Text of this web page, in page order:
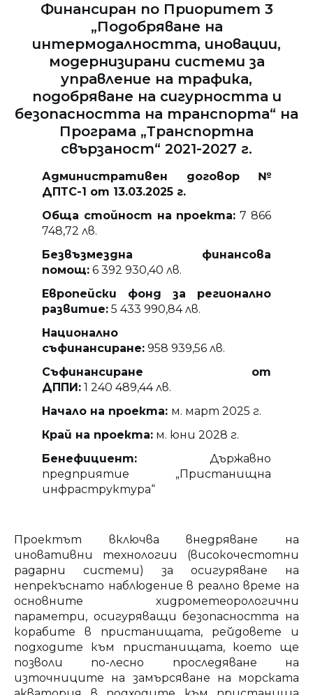
Финансиран по Приоритет 3
„Подобряване на
интермодалността, иновации,
модернизирани системи за
управление на трафика,
подобряване на сигурността и
безопасността на транспорта“ на
Програма „Транспортна
свързаност“ 2021-2027 г.
Административен договор №
ДПТС-1 от 13.03.2025 г.
Обща стойност на проекта: 7 866
748,72 лв.
Безвъзмездна финансова
помощ: 6 392 930,40 лв.
Европейски фонд за регионално
развитие: 5 433 990,84 лв.
Национално
съфинансиране: 958 939,56 лв.
Съфинансиране от
ДППИ: 1 240 489,44 лв.
Начало на проекта: м. март 2025 г.
Край на проекта: м. юни 2028 г.
Бенефициент: Държавно
предприятие „Пристанищна
инфраструктура“
Проектът включва внедряване на
иновативни технологии (високочестотни
радарни системи) за осигуряване на
непрекъснато наблюдение в реално време на
основните хидрометеорологични
параметри, осигуряващи безопасността на
корабите в пристанищата, рейдовете и
подходите към пристанищата, което ще
позволи по-лесно проследяване на
източниците на замърсяване на морската